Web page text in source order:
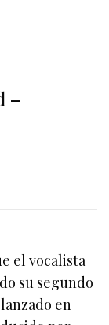
–
el vocalista
su segundo
lanzado en